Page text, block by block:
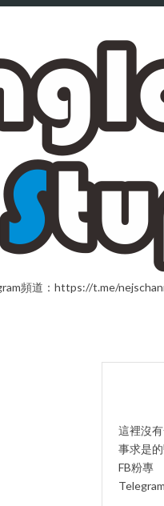
頻道：https://t.me/
這裡沒
事求是的
FB粉專